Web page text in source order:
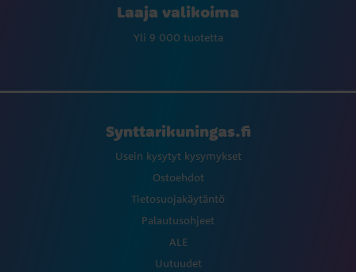
Laaja valikoima
Yli 9 000 tuotetta
Synttarikuningas.fi
Usein kysytyt kysymykset
Ostoehdot
Tietosuojakäytäntö
Palautusohjeet
ALE
Uutuudet